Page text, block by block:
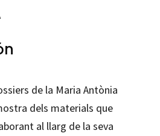
de la Maria Antònia
dels materials que
al llarg de la seva